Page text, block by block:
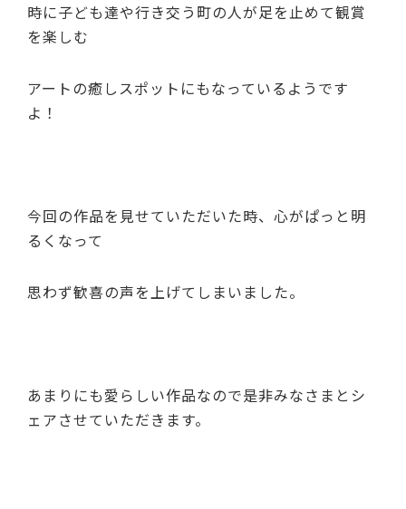
時に子ども達や行き交う町の人が足を止めて観賞
を楽しむ
アートの癒しスポットにもなっているようです
よ！
今回の作品を見せていただいた時、心がぱっと明
るくなって
思わず歓喜の声を上げてしまいました。
あまりにも愛らしい作品なので是非みなさまとシ
ェアさせていただきます。